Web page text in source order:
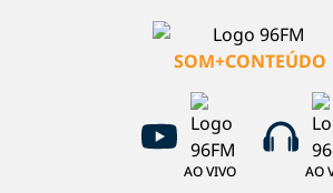
SOM+CONTEÚDO
AO VIVO AO